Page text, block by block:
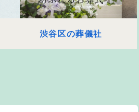
渋谷区の葬儀社